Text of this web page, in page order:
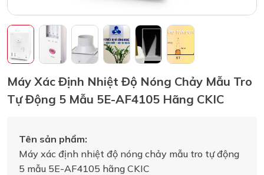
Máy Xác Định Nhiệt Độ Nóng Chảy Mẫu Tro
Tự Động 5 Mẫu 5E-AF4105 Hãng CKIC
Tên sản phẩm:
Máy xác định nhiệt độ nóng chảy mẫu tro tự động
5 mẫu 5E-AF4105 hãng CKIC